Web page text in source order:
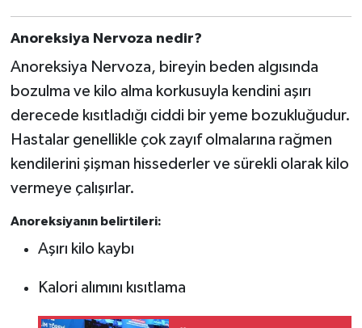
Anoreksiya Nervoza nedir?
Anoreksiya Nervoza, bireyin beden algısında
bozulma ve kilo alma korkusuyla kendini aşırı
derecede kısıtladığı ciddi bir yeme bozukluğudur.
Hastalar genellikle çok zayıf olmalarına rağmen
kendilerini şişman hissederler ve sürekli olarak kilo
vermeye çalışırlar.
Anoreksiyanın belirtileri:
Aşırı kilo kaybı
Kalori alımını kısıtlama